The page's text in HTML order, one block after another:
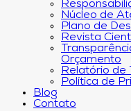
Núcleo de
Plano de
Revista
Orçamento
Relatório de
Política de
Blog
Contato